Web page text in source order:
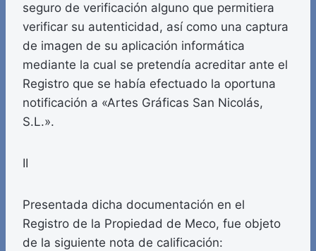
seguro de verificación alguno que permitiera
verificar su autenticidad, así como una captura
de imagen de su aplicación informática
mediante la cual se pretendía acreditar ante el
Registro que se había efectuado la oportuna
notificación a «Artes Gráficas San Nicolás,
S.L.».
II
Presentada dicha documentación en el
Registro de la Propiedad de Meco, fue objeto
de la siguiente nota de calificación: